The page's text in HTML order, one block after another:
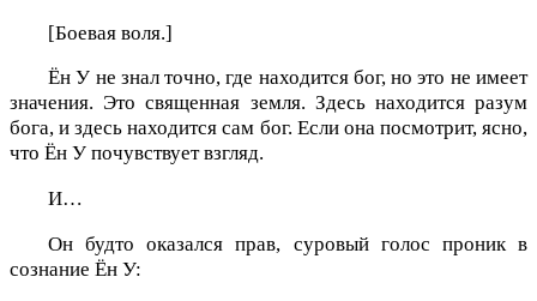
[Боевая воля.]
Ён У не знал точно, где находится бог, но это не имеет
значения. Это священная земля. Здесь находится разум
бога, и здесь находится сам бог. Если она посмотрит, ясно,
что Ён У почувствует взгляд.
И…
Он будто оказался прав, суровый голос проник в
сознание Ён У: